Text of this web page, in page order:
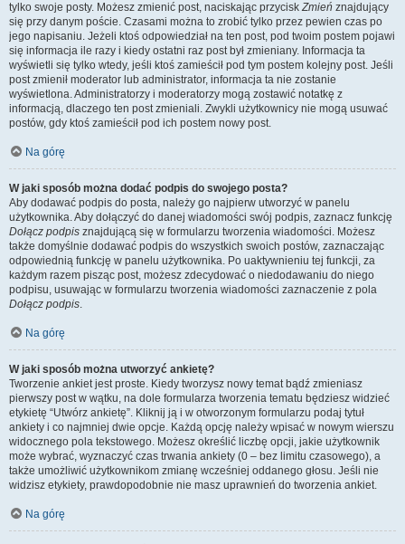
tylko swoje posty. Możesz zmienić post, naciskając przyciskZmień znajdujący
się przy danym poście. Czasami można to zrobić tylko przez pewien czas po
jego napisaniu. Jeżeli ktoś odpowiedział na ten post, pod twoim postem pojawi
się informacja ile razy i kiedy ostatni raz post był zmieniany. Informacja ta
wyświetli się tylko wtedy, jeśli ktoś zamieścił pod tym postem kolejny post. Jeśli
post zmienił moderator lub administrator, informacja ta nie zostanie
wyświetlona. Administratorzy i moderatorzy mogą zostawić notatkę z
informacją, dlaczego ten post zmieniali. Zwykli użytkownicy nie mogą usuwać
postów, gdy ktoś zamieścił pod ich postem nowy post.
Na górę
W jaki sposób można dodać podpis do swojego posta?
Aby dodawać podpis do posta, należy go najpierw utworzyć w panelu
użytkownika. Aby dołączyć do danej wiadomości swój podpis, zaznacz funkcję
Dołącz podpis znajdującą się w formularzu tworzenia wiadomości. Możesz
także domyślnie dodawać podpis do wszystkich swoich postów, zaznaczając
odpowiednią funkcję w panelu użytkownika. Po uaktywnieniu tej funkcji, za
każdym razem pisząc post, możesz zdecydować o niedodawaniu do niego
podpisu, usuwając w formularzu tworzenia wiadomości zaznaczenie z pola
Dołącz podpis.
Na górę
W jaki sposób można utworzyć ankietę?
Tworzenie ankiet jest proste. Kiedy tworzysz nowy temat bądź zmieniasz
pierwszy post w wątku, na dole formularza tworzenia tematu będziesz widzieć
etykietę “Utwórz ankietę”. Kliknij ją i w otworzonym formularzu podaj tytuł
ankiety i co najmniej dwie opcje. Każdą opcję należy wpisać w nowym wierszu
widocznego pola tekstowego. Możesz określić liczbę opcji, jakie użytkownik
może wybrać, wyznaczyć czas trwania ankiety (0 – bez limitu czasowego), a
także umożliwić użytkownikom zmianę wcześniej oddanego głosu. Jeśli nie
widzisz etykiety, prawdopodobnie nie masz uprawnień do tworzenia ankiet.
Na górę